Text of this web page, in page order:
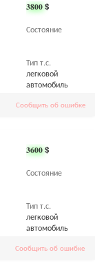
3800$
Состояние
Тип т.с.
легковой
автомобиль
Сообщить об ошибке
3600$
Состояние
Тип т.с.
легковой
автомобиль
Сообщить об ошибке